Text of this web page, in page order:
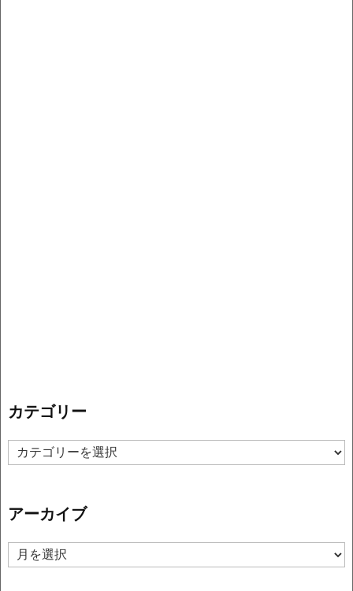
カテゴリー
カ
テ
ー
アーカイブ
ア
ー